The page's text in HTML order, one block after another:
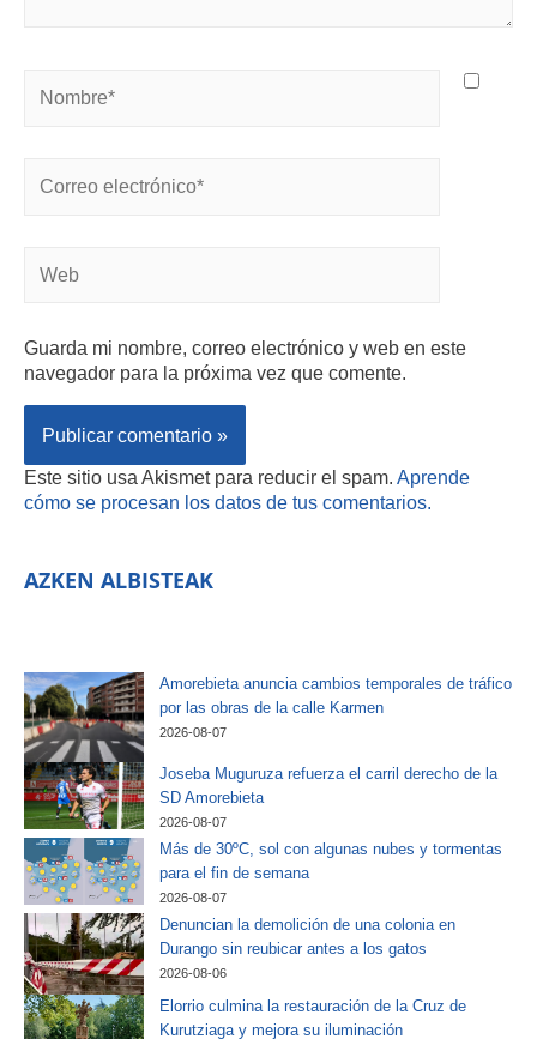
Guarda mi nombre, correo electrónico y web en este
navegador para la próxima vez que comente.
Este sitio usa Akismet para reducir el spam. Aprende
cómo se procesan los datos de tus comentarios.
AZKEN ALBISTEAK
Amorebieta anuncia cambios temporales de tráfico
por las obras de la calle Karmen
2026-08-07
Joseba Muguruza refuerza el carril derecho de la
SD Amorebieta
2026-08-07
Más de 30ºC, sol con algunas nubes y tormentas
para el fin de semana
2026-08-07
Denuncian la demolición de una colonia en
Durango sin reubicar antes a los gatos
2026-08-06
Elorrio culmina la restauración de la Cruz de
Kurutziaga y mejora su iluminación